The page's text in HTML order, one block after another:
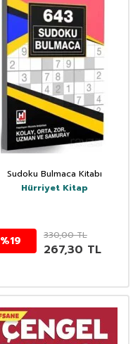
Sudoku Bulmaca Kitabı
Hürriyet Kitap
%19 330,00TL
267,30 TL